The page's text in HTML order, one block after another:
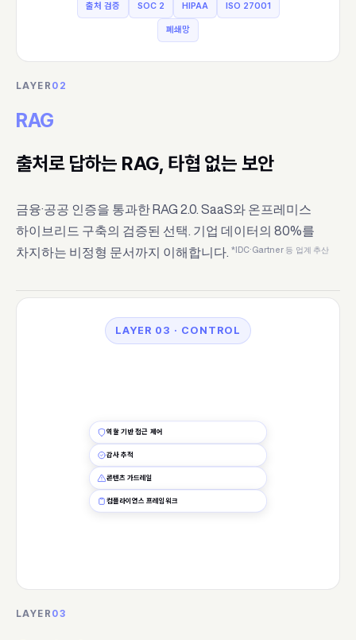
출처 검증 SOC 2 HIPAA ISO 27001
폐쇄망
LAYER 03 · CONTROL
역할 기반 접근 제어
감사 추적
콘텐츠 가드레일
컴플라이언스 프레임워크
LAYER 02
RAG
출처로 답하는 RAG, 타협 없는 보안
금융·공공 인증을 통과한 RAG 2.0. SaaS와 온프레미스
하이브리드 구축의 검증된 선택. 기업 데이터의 80%를
차지하는 비정형 문서까지 이해합니다. *IDC·Gartner 등 업계 추산
LAYER 03